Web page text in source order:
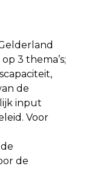
3 thema’s;
de
input
Voor
de